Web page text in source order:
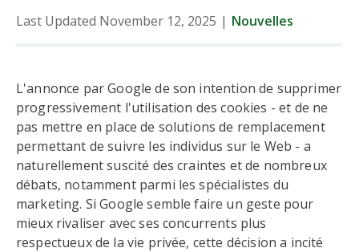
Last Updated November 12, 2025 | Nouvelles
L'annonce par Google de son intention de supprimer
progressivement l'utilisation des cookies - et de ne
pas mettre en place de solutions de remplacement
permettant de suivre les individus sur le Web - a
naturellement suscité des craintes et de nombreux
débats, notamment parmi les spécialistes du
marketing. Si Google semble faire un geste pour
mieux rivaliser avec ses concurrents plus
respectueux de la vie privée, cette décision a incité